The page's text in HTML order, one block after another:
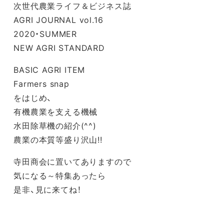
次世代農業ライフ＆ビジネス誌
AGRI JOURNAL vol.16
2020・SUMMER
NEW AGRI STANDARD
BASIC AGRI ITEM
Farmers snap
をはじめ、
有機農業を支える機械
水田除草機の紹介(^^)
農業の本質等盛り沢山!!
寺田商会に置いてありますので
気になる～特集あったら
是非、見に来てね！